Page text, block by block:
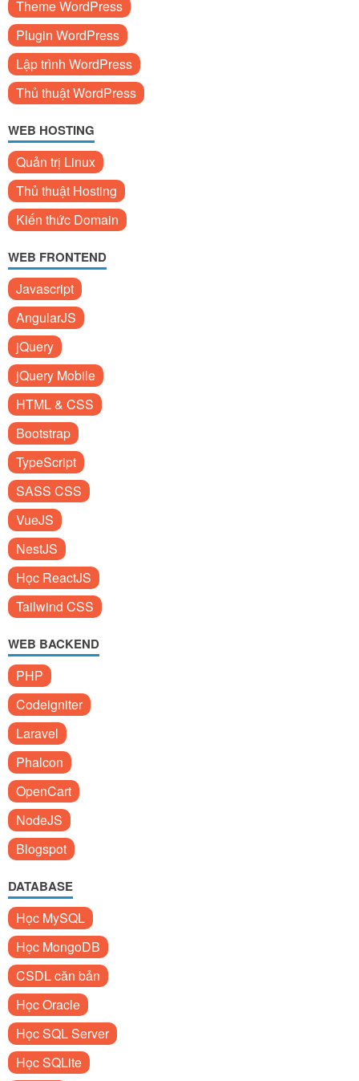
Theme WordPress
Plugin WordPress
Lập trình WordPress
Thủ thuật WordPress
WEB HOSTING
Quản trị Linux
Thủ thuật Hosting
Kiến thức Domain
WEB FRONTEND
Javascript
AngularJS
jQuery
jQuery Mobile
HTML & CSS
Bootstrap
TypeScript
SASS CSS
VueJS
NestJS
Học ReactJS
Tailwind CSS
WEB BACKEND
PHP
Codeigniter
Laravel
Phalcon
OpenCart
NodeJS
Blogspot
DATABASE
Học MySQL
Học MongoDB
CSDL căn bản
Học Oracle
Học SQL Server
Học SQLite